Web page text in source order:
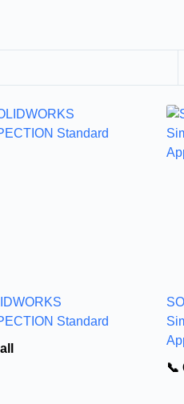
Standard
📞